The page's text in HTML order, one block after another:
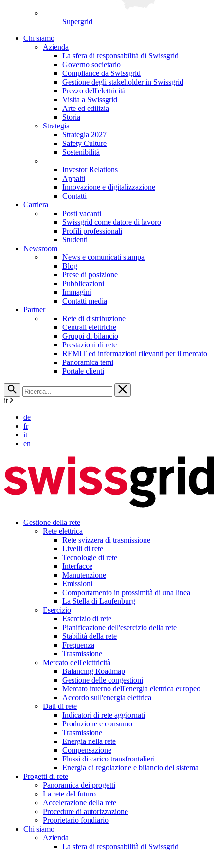
Supergrid
Chi siamo
Azienda
La sfera di responsabilità di Swissgrid
Governo societario
Compliance da Swissgrid
Gestione degli stakeholder in Swissgrid
Prezzo dell'elettricità
Visita a Swissgrid
Arte ed edilizia
Storia
Strategia
Strategia 2027
Safety Culture
Sostenibilità
Investor Relations
Appalti
Innovazione e digitalizzazione
Contatti
Carriera
Posti vacanti
Swissgrid come datore di lavoro
Profili professionali
Studenti
Newsroom
News e comunicati stampa
Blog
Prese di posizione
Pubblicazioni
Immagini
Contatti media
Partner
Rete di distribuzione
Centrali elettriche
Gruppi di bilancio
Prestazioni di rete
REMIT ed informazioni rilevanti per il mercato
Panoramica temi
Portale clienti
it
de
fr
it
en
Gestione della rete
Rete elettrica
Rete svizzera di trasmissione
Livelli di rete
Tecnologie di rete
Interfacce
Manutenzione
Emissioni
Comportamento in prossimità di una linea
La Stella di Laufenburg
Esercizio
Esercizio di rete
Pianificazione dell'esercizio della rete
Stabilità della rete
Frequenza
Trasmissione
Mercato dell'elettricità
Balancing Roadmap
Gestione delle congestioni
Mercato interno dell'energia elettrica europeo
Accordo sull'energia elettrica
Dati di rete
Indicatori di rete aggiornati
Produzione e consumo
Trasmissione
Energia nella rete
Compensazione
Flussi di carico transfrontalieri
Energia di regolazione e bilancio del sistema
Progetti di rete
Panoramica dei progetti
La rete del futuro
Accelerazione della rete
Procedure di autorizzazione
Proprietario fondiario
Chi siamo
Azienda
La sfera di responsabilità di Swissgrid